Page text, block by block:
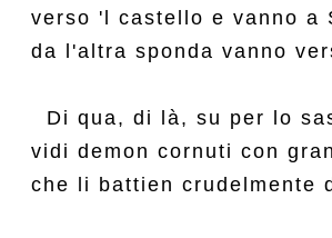
verso 'l castello e vanno a
da l'altra sponda vanno
Di qua, di là, su per lo
vidi demon cornuti con
che li battien crudelmente